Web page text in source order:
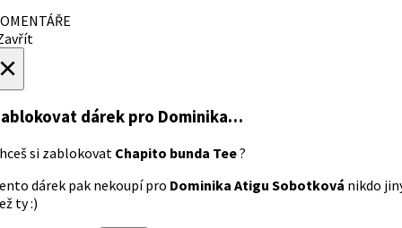
dárek pro Dominika…
si zablokovat Chapito bunda Tee?
dárek pak nekoupí pro Dominika Atigu Sobotková nikdo
ty :)